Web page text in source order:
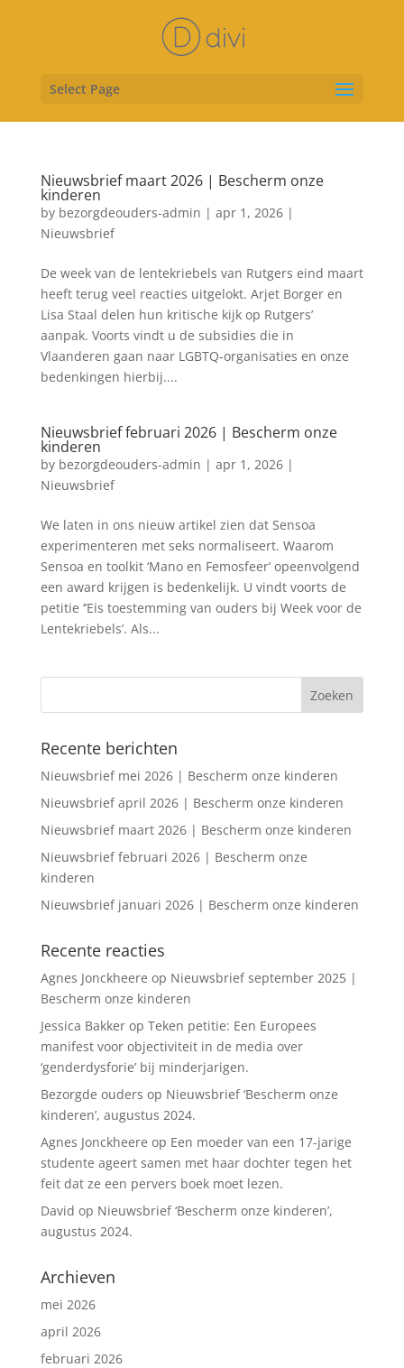
Select Page
Nieuwsbrief maart 2026 | Bescherm onze
kinderen
by bezorgdeouders-admin | apr 1, 2026|
Nieuwsbrief
De week van de lentekriebels van Rutgers eind maart
heeft terug veel reacties uitgelokt. Arjet Borger en
Lisa Staal delen hun kritische kijk op Rutgers’
aanpak. Voorts vindt u de subsidies die in
Vlaanderen gaan naar LGBTQ-organisaties en onze
bedenkingen hierbij....
Nieuwsbrief februari 2026 | Bescherm onze
kinderen
by bezorgdeouders-admin | apr 1, 2026|
Nieuwsbrief
We laten in ons nieuw artikel zien dat Sensoa
experimenteren met seks normaliseert. Waarom
Sensoa en toolkit ‘Mano en Femosfeer’ opeenvolgend
een award krijgen is bedenkelijk. U vindt voorts de
petitie ‘’Eis toestemming van ouders bij Week voor de
Lentekriebels’. Als...
Recente berichten
Nieuwsbrief mei 2026 | Bescherm onze kinderen
Nieuwsbrief april 2026 | Bescherm onze kinderen
Nieuwsbrief maart 2026 | Bescherm onze kinderen
Nieuwsbrief februari 2026 | Bescherm onze
kinderen
Nieuwsbrief januari 2026 | Bescherm onze kinderen
Recente reacties
Agnes Jonckheere op Nieuwsbrief september 2025 |
Bescherm onze kinderen
Jessica Bakkerop Teken petitie: Een Europees
manifest voor objectiviteit in de media over
‘genderdysforie’ bij minderjarigen.
Bezorgde ouders op Nieuwsbrief ‘Bescherm onze
kinderen’, augustus 2024.
Agnes Jonckheere op Een moeder van een 17-jarige
studente ageert samen met haar dochter tegen het
feit dat ze een pervers boek moet lezen.
David op Nieuwsbrief ‘Bescherm onze kinderen’,
augustus 2024.
Archieven
mei 2026
april 2026
februari 2026